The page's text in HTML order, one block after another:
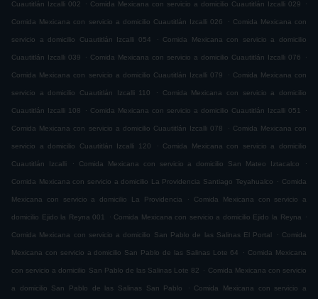
Cuautitlán Izcalli 002 . Comida Mexicana con servicio a domicilio Cuautitlán Izcalli 029 .
Comida Mexicana con servicio a domicilio Cuautitlán Izcalli 026 . Comida Mexicana con
servicio a domicilio Cuautitlán Izcalli 054 . Comida Mexicana con servicio a domicilio
Cuautitlán Izcalli 039 . Comida Mexicana con servicio a domicilio Cuautitlán Izcalli 076 .
Comida Mexicana con servicio a domicilio Cuautitlán Izcalli 079 . Comida Mexicana con
servicio a domicilio Cuautitlán Izcalli 110 . Comida Mexicana con servicio a domicilio
Cuautitlán Izcalli 108 . Comida Mexicana con servicio a domicilio Cuautitlán Izcalli 051 .
Comida Mexicana con servicio a domicilio Cuautitlán Izcalli 078 . Comida Mexicana con
servicio a domicilio Cuautitlán Izcalli 120 . Comida Mexicana con servicio a domicilio
Cuautitlán Izcalli . Comida Mexicana con servicio a domicilio San Mateo Iztacalco .
Comida Mexicana con servicio a domicilio La Providencia Santiago Teyahualco . Comida
Mexicana con servicio a domicilio La Providencia . Comida Mexicana con servicio a
domicilio Ejido la Reyna 001 . Comida Mexicana con servicio a domicilio Ejido la Reyna .
Comida Mexicana con servicio a domicilio San Pablo de las Salinas El Portal . Comida
Mexicana con servicio a domicilio San Pablo de las Salinas Lote 64 . Comida Mexicana
con servicio a domicilio San Pablo de las Salinas Lote 82 . Comida Mexicana con servicio
a domicilio San Pablo de las Salinas San Pablo . Comida Mexicana con servicio a